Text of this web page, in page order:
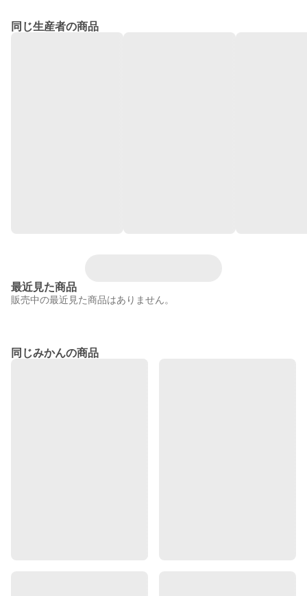
同じ生産者の商品
最近見た商品
販売中の最近見た商品はありません。
同じみかんの商品